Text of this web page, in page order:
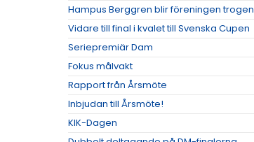
Hampus Berggren blir föreningen trogen
Vidare till final i kvalet till Svenska Cupen
Seriepremiär Dam
Fokus målvakt
Rapport från Årsmöte
Inbjudan till Årsmöte!
KIK-Dagen